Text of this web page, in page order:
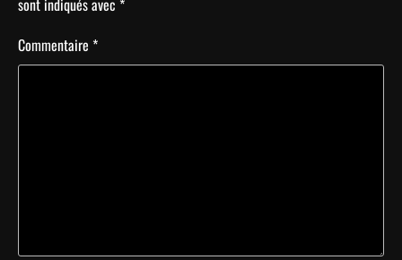
sont indiqués avec *
Commentaire *